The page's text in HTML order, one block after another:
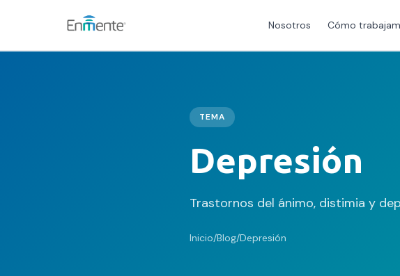
Nosotros Cómo
TEMA
Depresión
Trastornos del ánimo, distimia y
Inicio/Blog/Depresión